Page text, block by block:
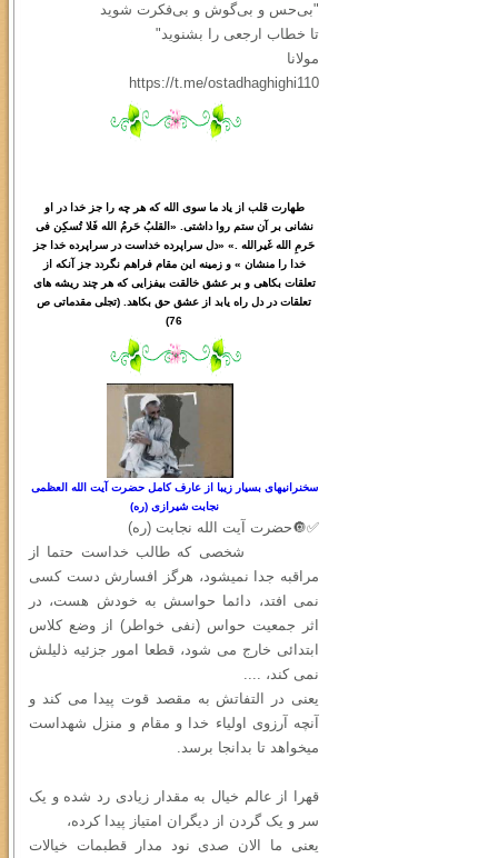
"بی‌حس و بی‌گوش و بی‌فکرت شوید
تا خطاب ارجعی را بشنوید"
مولانا
https://t.me/ostadhaghighi110
طهارت قلب از یاد ما سوی الله که هر چه را جز خدا در او
نشانی بر آن ستم روا داشتی. «القلبُ حَرمُ الله فَلا تُسکِن فی
حَرمِ الله غَیرالله .» «دل سراپرده خداست در سراپرده خدا جز
خدا را منشان » و زمینه این مقام فراهم نگردد جز آنکه از
تعلقات بکاهی و بر عشق خالقت بیفزایی که هر چند ریشه های
تعلقات در دل راه یابد از عشق حق بکاهد. (تجلی مقدماتی ص
76)
سخنرانیهای بسیار زیبا از عارف کامل حضرت آیت الله العظمی
نجابت شیرازی (ره)
✅🔘حضرت آیت الله نجابت (ره)
شخصی که طالب خداست حتما از
مراقبه جدا نمیشود، هرگز افسارش دست کسی
نمی افتد، دائما حواسش به خودش هست، در
اثر جمعیت حواس (نفی خواطر) از وضع کلاس
ابتدائی خارج می شود، قطعا امور جزئیه ذلیلش
نمی کند، ....
یعنی در التفاتش به مقصد قوت پیدا می کند و
آنچه آرزوی اولیاء خدا و مقام و منزل شهداست
میخواهد تا بدانجا برسد.
قهرا از عالم خیال به مقدار زیادی رد شده و یک
سر و یک گردن از دیگران امتیاز پیدا کرده،
یعنی ما الان صدی نود مدار قطبمات خیالات